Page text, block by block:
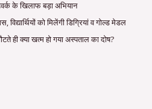
के खिलाफ बड़ा अभियान
को मिलेंगी डिग्रियां व गोल्ड मेडल
ही क्या खत्म हो गया अस्पताल का दोष?